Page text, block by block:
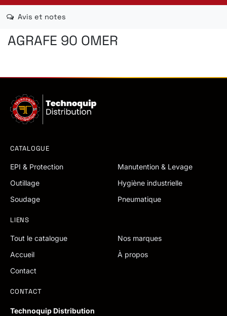
Avis et notes
AGRAFE 90 OMER
CATALOGUE
EPI & Protection
Manutention & Levage
Outillage
Hygiène industrielle
Soudage
Pneumatique
LIENS
Tout le catalogue
Nos marques
Accueil
À propos
Contact
CONTACT
Technoquip Distribution